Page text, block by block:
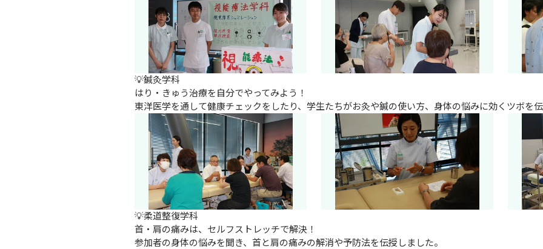
💡鍼灸学科
はり・きゅう治療を自分でやってみよう！
東洋医学を通して健康チェックをしたり、学生たちがお灸や鍼の使い方、身体の悩みに効くツボを
💡柔道整復学科
首・肩の痛みは、セルフストレッチで解決！
参加者の身体の悩みを聞き、首と肩の痛みの解消や予防法を伝授しました。